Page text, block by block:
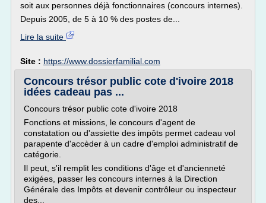
soit aux personnes déjà fonctionnaires (concours internes).
Depuis 2005, de 5 à 10 % des postes de...
Lire la suite
Site : https://www.dossierfamilial.com
Concours trésor public cote d'ivoire 2018
idées cadeau pas ...
Concours trésor public cote d'ivoire 2018
Fonctions et missions, le concours d'agent de
constatation ou d'assiette des impôts permet cadeau vol
parapente d'accèder à un cadre d'emploi administratif de
catégorie.
Il peut, s'il remplit les conditions d'âge et d'ancienneté
exigées, passer les concours internes à la Direction
Générale des Impôts et devenir contrôleur ou inspecteur
des...